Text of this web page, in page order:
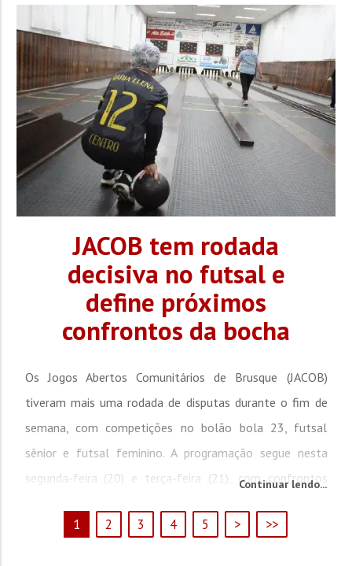
transições. Ao longo do treinamento, a comissão
técnica...
JACOB tem rodada
decisiva no futsal e
define próximos
confrontos da bocha
Os Jogos Abertos Comunitários de Brusque (JACOB)
tiveram mais uma rodada de disputas durante o fim de
semana, com competições no bolão bola 23, futsal
sênior e futsal feminino. A programação segue nesta
segunda-feira (20) e terça-feira (21), com confrontos
foram realizadas as disputas da segunda passada do
Continuar lendo...
1 2 3 4 5 > >>